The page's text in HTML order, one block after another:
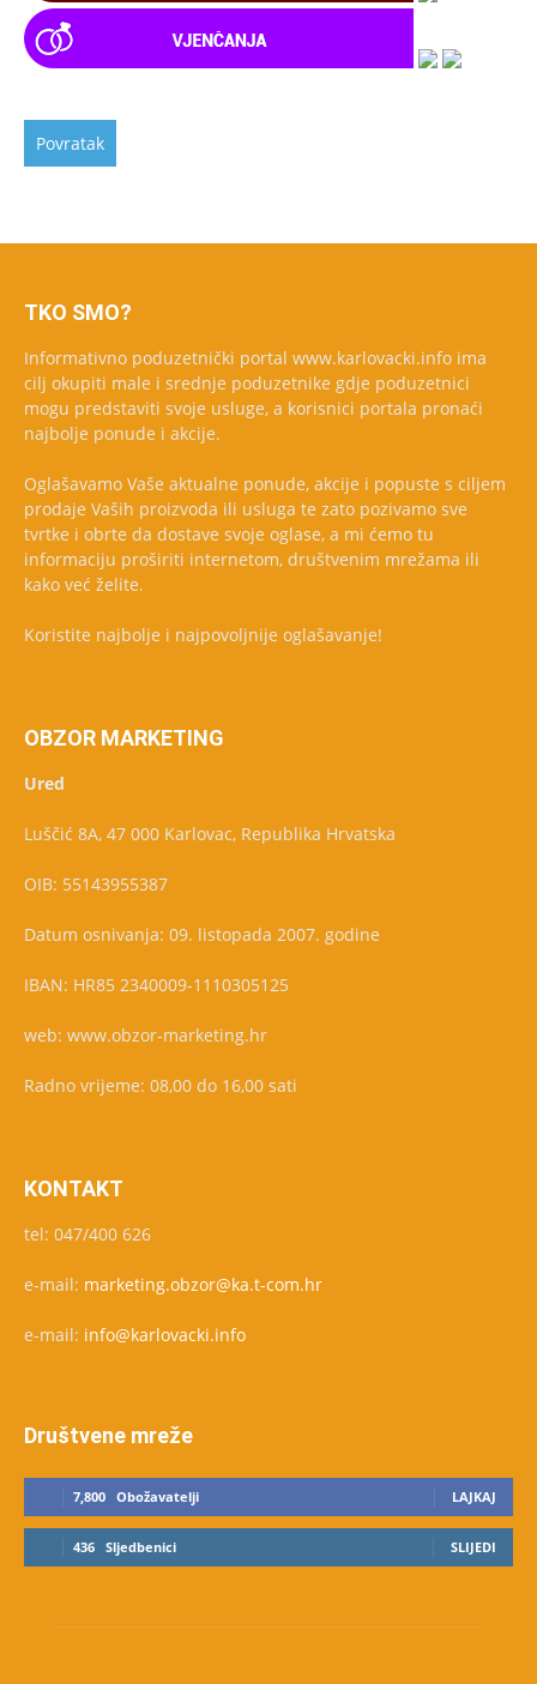
TKO SMO?
Informativno poduzetnički portal www.karlovacki.info ima
cilj okupiti male i srednje poduzetnike gdje poduzetnici
mogu predstaviti svoje usluge, a korisnici portala pronaći
najbolje ponude i akcije.
Oglašavamo Vaše aktualne ponude, akcije i popuste s ciljem
prodaje Vaših proizvoda ili usluga te zato pozivamo sve
tvrtke i obrte da dostave svoje oglase, a mi ćemo tu
informaciju proširiti internetom, društvenim mrežama ili
kako već želite.
Koristite najbolje i najpovoljnije oglašavanje!
OBZOR MARKETING
Ured
Luščić 8A, 47 000 Karlovac, Republika Hrvatska
OIB: 55143955387
Datum osnivanja: 09. listopada 2007. godine
IBAN: HR85 2340009-1110305125
web: www.obzor-marketing.hr
Radno vrijeme: 08,00 do 16,00 sati
KONTAKT
tel: 047/400 626
e-mail: marketing.obzor@ka.t-com.hr
e-mail: info@karlovacki.info
Društvene mreže
7,800 Obožavatelji LAJKAJ
436 Sljedbenici SLIJEDI